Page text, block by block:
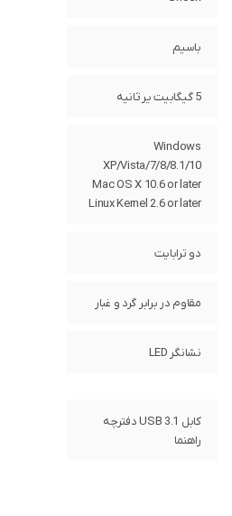
باسیم
5 گیگابیت یر ثانیه
Windows
XP/Vista/7/8/8.1/10
Mac OS X 10.6 or later
Linux Kernel 2.6 or later
دو ترابایت
مقاوم در برابر گرد و غبار
نشانگر LED
کابل USB 3.1 دفترچه
راهنما